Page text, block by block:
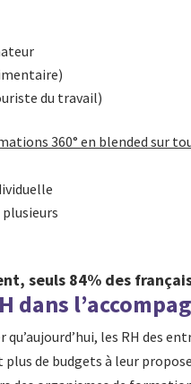
du travail)
360° en blended sur
seuls 84% des
dans
qu’aujourd’hui, les RH des
plus de budgets à leur